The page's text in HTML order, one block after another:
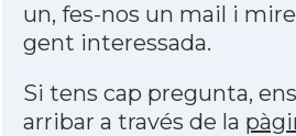
un, fes-nos un mail i
gent interessada.
Si tens cap pregunta,
arribar a través de la